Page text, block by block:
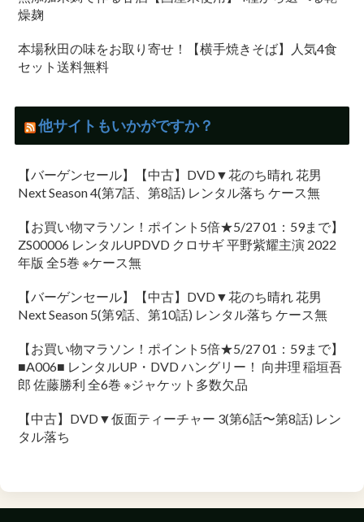
燥麹
本場秋田の味をお取り寄せ！【横手焼きそば】人気4食
セット送料無料
他サイトもいかがですか？
【バーゲンセール】【中古】DVD▼花のち晴れ 花男
Next Season 4(第7話、第8話) レンタル落ち ケース無
【お買い物マラソン！ポイント5倍★5/27 01：59まで】
ZS00006 レンタルUPDVD クロサギ 平野紫耀主演 2022
年版 全5巻 ※ケース無
【バーゲンセール】【中古】DVD▼花のち晴れ 花男
Next Season 5(第9話、第10話) レンタル落ち ケース無
【お買い物マラソン！ポイント5倍★5/27 01：59まで】
■A006■ レンタルUP・DVD ハングリー！ 向井理 稲垣吾
郎 佐藤勝利 全6巻 ※ジャケット多数欠品
【中古】DVD▼仮面ティーチャー 3(第6話〜第8話) レン
タル落ち